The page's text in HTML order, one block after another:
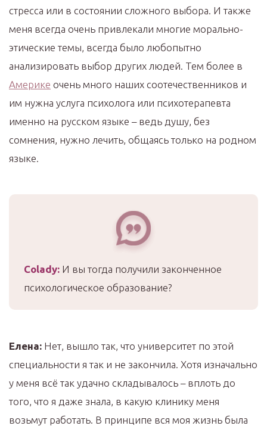
стресса или в состоянии сложного выбора. И также
меня всегда очень привлекали многие морально-
этические темы, всегда было любопытно
анализировать выбор других людей. Тем более в
Америке очень много наших соотечественников и
им нужна услуга психолога или психотерапевта
именно на русском языке – ведь душу, без
сомнения, нужно лечить, общаясь только на родном
языке.
Colady: И вы тогда получили законченное
психологическое образование?
Елена: Нет, вышло так, что университет по этой
специальности я так и не закончила. Хотя изначально
у меня всё так удачно складывалось – вплоть до
того, что я даже знала, в какую клинику меня
возьмут работать. В принципе вся моя жизнь была